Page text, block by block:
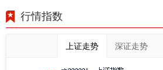
行情指数
上证走势 深证走势